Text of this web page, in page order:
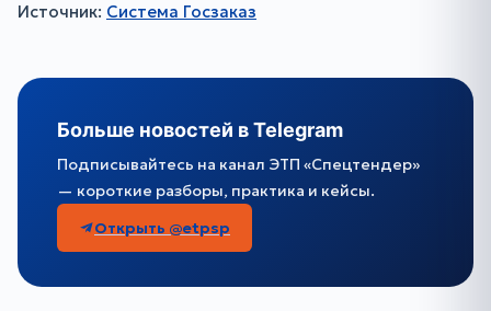
Источник: Система Госзаказ
Больше новостей в Telegram
Подписывайтесь на канал ЭТП «Спецтендер»
— короткие разборы, практика и кейсы.
Открыть @etpsp